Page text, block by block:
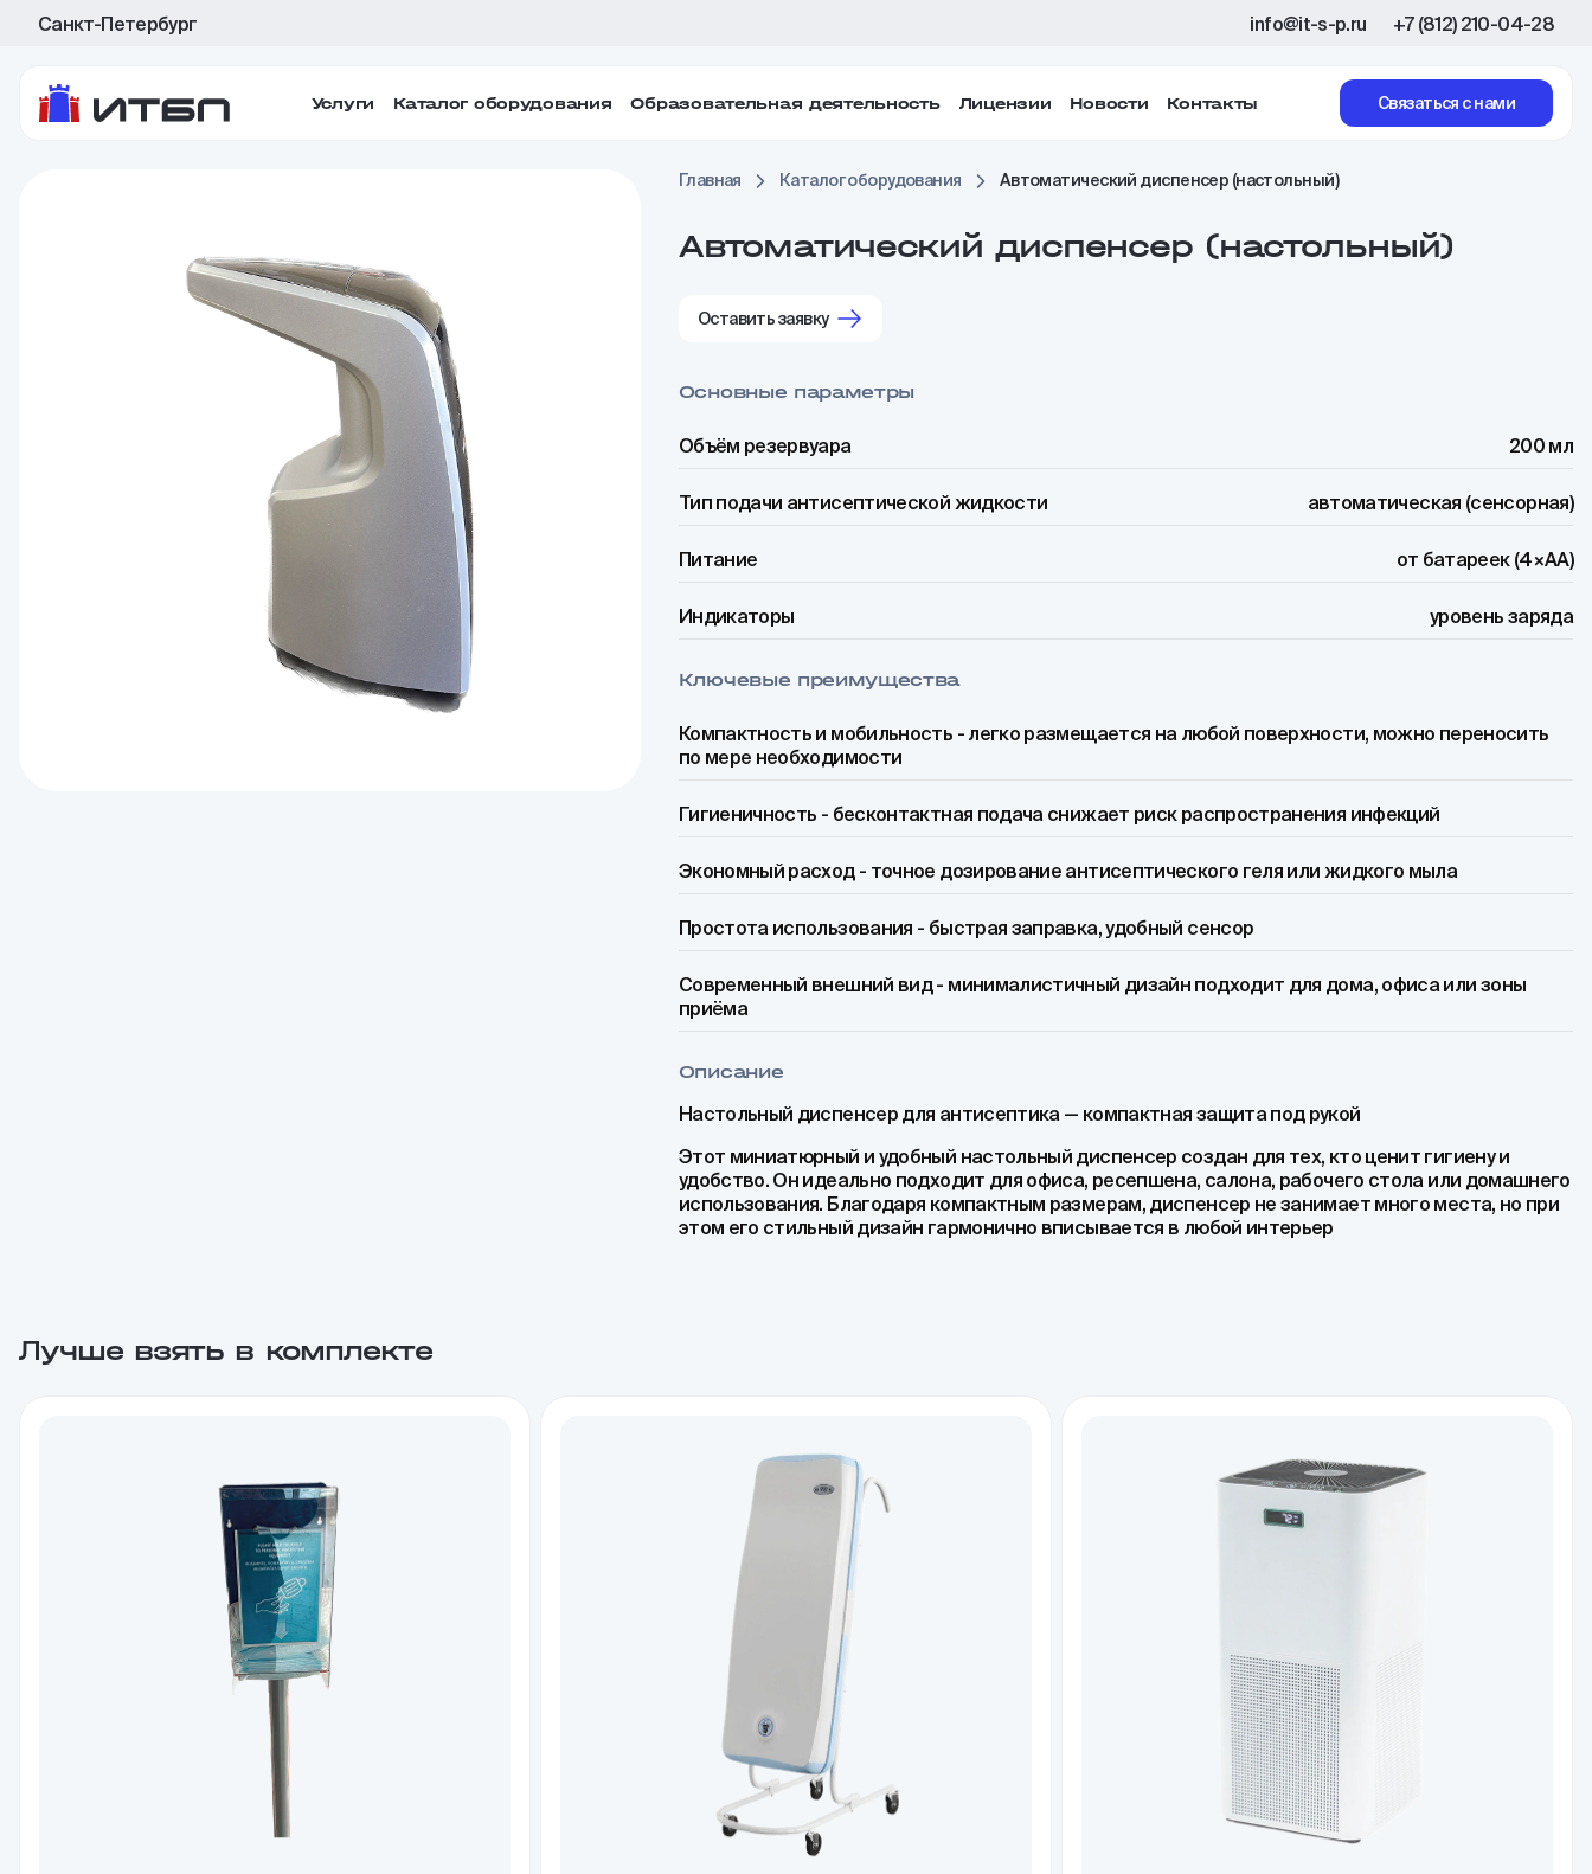
Санкт-Петербург info@it-s-p.ru +7 (812) 210-04-28
Услуги Каталог оборудования Образовательная деятельность Лицензии Новости Контакты Связаться с нами
Главная Каталог оборудования Автоматический диспенсер (настольный)
Автоматический диспенсер (настольный)
Оставить заявку
Основные параметры
Объём резервуара 200 мл
Тип подачи антисептической жидкости автоматическая (сенсорная)
Питание от батареек (4×AA)
Индикаторы уровень заряда
Ключевые преимущества
Компактность и мобильность - легко размещается на любой поверхности, можно переносить
по мере необходимости
Гигиеничность - бесконтактная подача снижает риск распространения инфекций
Экономный расход - точное дозирование антисептического геля или жидкого мыла
Простота использования - быстрая заправка, удобный сенсор
Современный внешний вид - минималистичный дизайн подходит для дома, офиса или зоны
приёма
Описание
Настольный диспенсер для антисептика — компактная защита под рукой
Этот миниатюрный и удобный настольный диспенсер создан для тех, кто ценит гигиену и
удобство. Он идеально подходит для офиса, ресепшена, салона, рабочего стола или домашнего
использования. Благодаря компактным размерам, диспенсер не занимает много места, но при
этом его стильный дизайн гармонично вписывается в любой интерьер
Лучше взять в комплекте